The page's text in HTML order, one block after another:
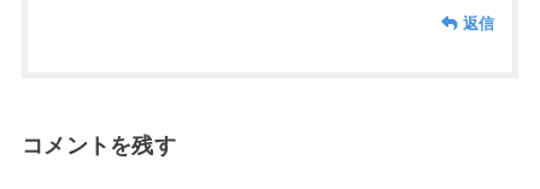
返信
コメントを残す